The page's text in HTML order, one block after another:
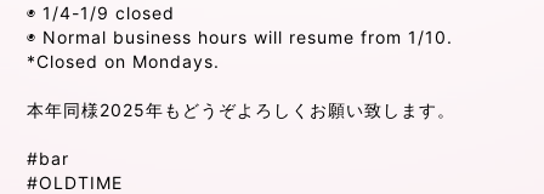
◉ 1/4-1/9 closed
◉ Normal business hours will resume from 1/10.
*Closed on Mondays.
本年同様2025年もどうぞよろしくお願い致します。
#bar
#OLDTIME